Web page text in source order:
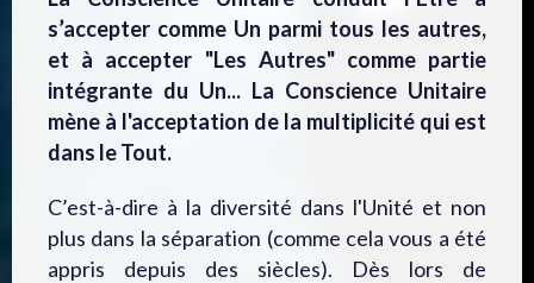
s’accepter comme Un parmi tous les autres,
et à accepter "Les Autres" comme partie
intégrante du Un... La Conscience Unitaire
mène à l'acceptation de la multiplicité qui est
dans le Tout.
C’est-à-dire à la diversité dans l'Unité et non
plus dans la séparation (comme cela vous a été
appris depuis des siècles). Dès lors de